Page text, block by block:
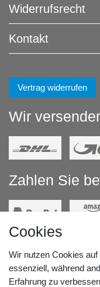
Widerrufs­recht
Kontakt
Vertrag widerrufen
Wir
Zahlen Sie
Unsere
Cookies
Wir nutzen Cookies
essenziell, während
Erfahrung zu